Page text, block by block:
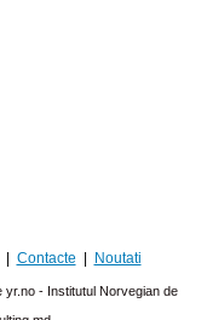
Contacte Noutati
yr.no - Institutul Norvegian de